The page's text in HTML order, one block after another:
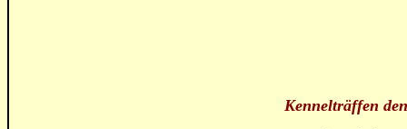
Kennelträffen